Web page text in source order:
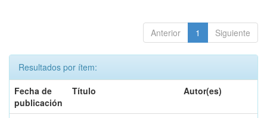
Anterior 1 Siguiente
Resultados por ítem:
Fecha de
publicación
Título Autor(es)